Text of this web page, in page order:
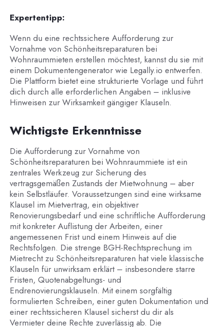
Expertentipp:
Wenn du eine rechtssichere Aufforderung zur
Vornahme von Schönheitsreparaturen bei
Wohnraummieten erstellen möchtest, kannst du sie mit
einem Dokumentengenerator wie Legally.io entwerfen.
Die Plattform bietet eine strukturierte Vorlage und führt
dich durch alle erforderlichen Angaben – inklusive
Hinweisen zur Wirksamkeit gängiger Klauseln.
Wichtigste Erkenntnisse
Die Aufforderung zur Vornahme von
Schönheitsreparaturen bei Wohnraummiete ist ein
zentrales Werkzeug zur Sicherung des
vertragsgemäßen Zustands der Mietwohnung – aber
kein Selbstläufer. Voraussetzungen sind eine wirksame
Klausel im Mietvertrag, ein objektiver
Renovierungsbedarf und eine schriftliche Aufforderung
mit konkreter Auflistung der Arbeiten, einer
angemessenen Frist und einem Hinweis auf die
Rechtsfolgen. Die strenge BGH-Rechtsprechung im
Mietrecht zu Schönheitsreparaturen hat viele klassische
Klauseln für unwirksam erklärt – insbesondere starre
Fristen, Quotenabgeltungs- und
Endrenovierungsklauseln. Mit einem sorgfältig
formulierten Schreiben, einer guten Dokumentation und
einer rechtssicheren Klausel sicherst du dir als
Vermieter deine Rechte zuverlässig ab. Die